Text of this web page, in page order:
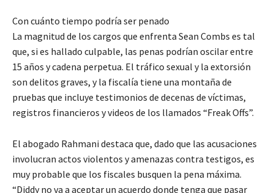
Con cuánto tiempo podría ser penado
La magnitud de los cargos que enfrenta Sean Combs es tal
que, si es hallado culpable, las penas podrían oscilar entre
15 años y cadena perpetua. El tráfico sexual y la extorsión
son delitos graves, y la fiscalía tiene una montaña de
pruebas que incluye testimonios de decenas de víctimas,
registros financieros y videos de los llamados “Freak Offs”.
El abogado Rahmani destaca que, dado que las acusaciones
involucran actos violentos y amenazas contra testigos, es
muy probable que los fiscales busquen la pena máxima.
“Diddy no va a aceptar un acuerdo donde tenga que pasar